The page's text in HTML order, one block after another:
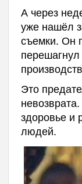
А через
уже нашёл
съемки. Он
Это
здоровье и
людей.